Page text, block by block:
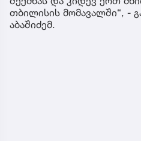
თბილისის მომავალში“, -
აბაშიძემ.